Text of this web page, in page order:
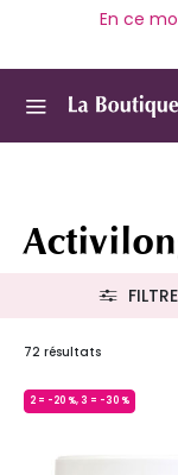
En ce
FILTRE
72 résultats
2 = -20 %, 3 = -30 %